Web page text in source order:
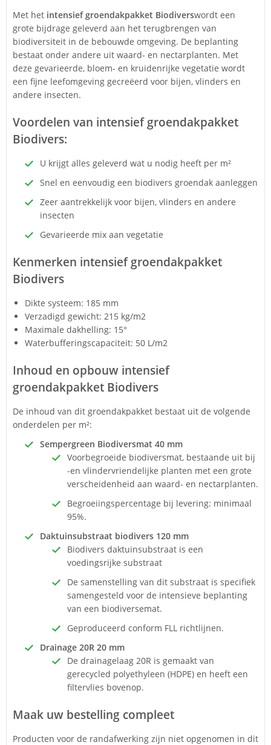
Met het intensief groendakpakket Biodiverswordt een
grote bijdrage geleverd aan het terugbrengen van
biodiversiteit in de bebouwde omgeving. De beplanting
bestaat onder andere uit waard- en nectarplanten. Met
deze gevarieerde, bloem- en kruidenrijke vegetatie wordt
een fijne leefomgeving gecreëerd voor bijen, vlinders en
andere insecten.
Voordelen van intensief groendakpakket
Biodivers:
U krijgt alles geleverd wat u nodig heeft per m²
Snel en eenvoudig een biodivers groendak aanleggen
Zeer aantrekkelijk voor bijen, vlinders en andere
insecten
Gevarieerde mix aan vegetatie
Kenmerken intensief groendakpakket
Biodivers
Dikte systeem: 185 mm
Verzadigd gewicht: 215 kg/m2
Maximale dakhelling: 15°
Waterbufferingscapaciteit: 50 L/m2
Inhoud en opbouw intensief
groendakpakket Biodivers
De inhoud van dit groendakpakket bestaat uit de volgende
onderdelen per m²:
Sempergreen Biodiversmat 40 mm
Voorbegroeide biodiversmat, bestaande uit bij
-en vlindervriendelijke planten met een grote
verscheidenheid aan waard- en nectarplanten.
Begroeiingspercentage bij levering: minimaal
95%.
Daktuinsubstraat biodivers 120 mm
Biodivers daktuinsubstraat is een
voedingsrijke substraat
De samenstelling van dit substraat is specifiek
samengesteld voor de intensieve beplanting
van een biodiversemat.
Geproduceerd conform FLL richtlijnen.
Drainage 20R 20 mm
De drainagelaag 20R is gemaakt van
gerecycled polyethyleen (HDPE) en heeft een
filtervlies bovenop.
Maak uw bestelling compleet
Producten voor de randafwerking zijn niet opgenomen in dit